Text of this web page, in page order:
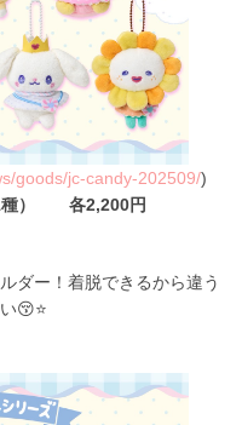
goods/jc-candy-202509/)
種） 各2,200円
ダー！着脱できるから違う
😚⭐